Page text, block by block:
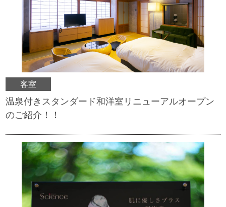
客室
温泉付きスタンダード和洋室リニューアルオープン
のご紹介！！